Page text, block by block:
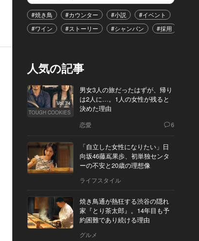
#焼き鳥 #カウンター #小説 #イベント
#ワイン
#ストーリー #シャンパン #採用
人気の記事
Vol.74
TOUGH COOKIES
男女3人の旅だったはずが、帰り
は2人に…。1人の女性が残ると
決めた理由
恋愛 6
「自立した女性になりたい」日
向坂46藤嶌果歩、初単独センタ
ーの不安と20歳の理想像
ライフスタイル
焼き鳥通が熱狂する渋谷の隠れ
家『とり茶太郎』。14年目も予
約困難であり続ける理由
グルメ